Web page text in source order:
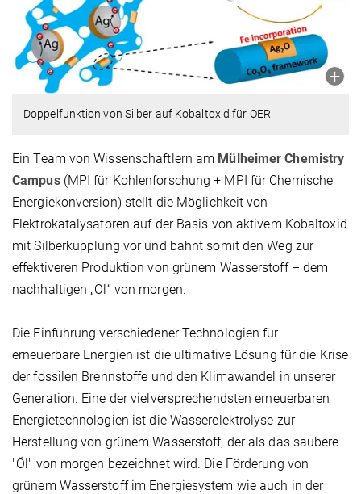
Doppelfunktion von Silber auf Kobaltoxid für OER
Ein Team von Wissenschaftlern am Mülheimer Chemistry
Campus (MPI für Kohlenforschung + MPI für Chemische
Energiekonversion) stellt die Möglichkeit von
Elektrokatalysatoren auf der Basis von aktivem Kobaltoxid
mit Silberkupplung vor und bahnt somit den Weg zur
effektiveren Produktion von grünem Wasserstoff – dem
nachhaltigen „Öl“ von morgen.
Die Einführung verschiedener Technologien für
erneuerbare Energien ist die ultimative Lösung für die Krise
der fossilen Brennstoffe und den Klimawandel in unserer
Generation. Eine der vielversprechendsten erneuerbaren
Energietechnologien ist die Wasserelektrolyse zur
Herstellung von grünem Wasserstoff, der als das saubere
"Öl" von morgen bezeichnet wird. Die Förderung von
grünem Wasserstoff im Energiesystem wie auch in der